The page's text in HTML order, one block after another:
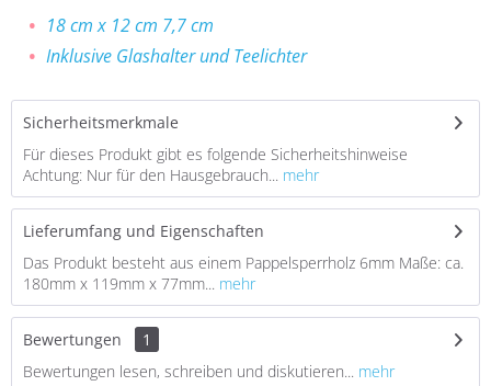
18 cm x 12 cm 7,7 cm
Inklusive Glashalter und Teelichter
Sicherheitsmerkmale
Für dieses Produkt gibt es folgende Sicherheitshinweise
Achtung: Nur für den Hausgebrauch... mehr
Lieferumfang und Eigenschaften
Das Produkt besteht aus einem Pappelsperrholz 6mm Maße: ca.
180mm x 119mm x 77mm... mehr
Bewertungen
1
Bewertungen lesen, schreiben und diskutieren... mehr